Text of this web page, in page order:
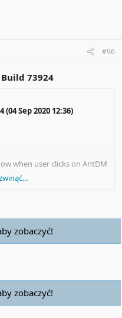
#96
Build 73924
Sep 2020 12:36)
when user clicks on AntDM
zobaczyć!
zobaczyć!